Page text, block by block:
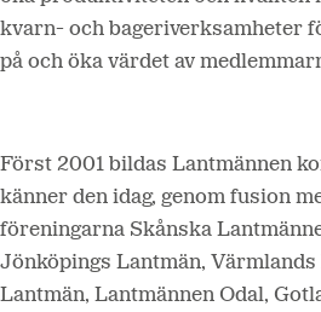
kvarn- och bageriverksamheter
på och öka värdet av
Först 2001 bildas Lantmännen
känner den idag, genom fusion
föreningarna Skånska
Jönköpings Lantmän,
Lantmän, Lantmännen Odal,